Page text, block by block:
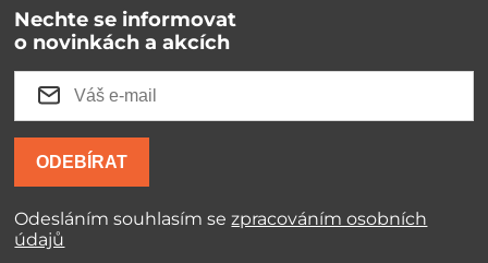
Nechte se informovat
o novinkách a akcích
ODEBÍRAT
Odesláním souhlasím sezpracováním osobních
údajů